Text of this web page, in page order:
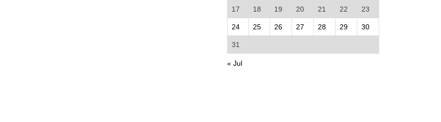
17 18 19 20 21 22 23
24 25 26 27 28 29 30
31
« Jul